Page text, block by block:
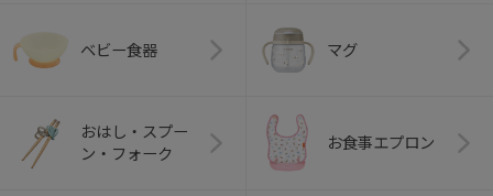
ベビー食器 マグ
おはし・スプー
ン・フォーク
お食事エプロン